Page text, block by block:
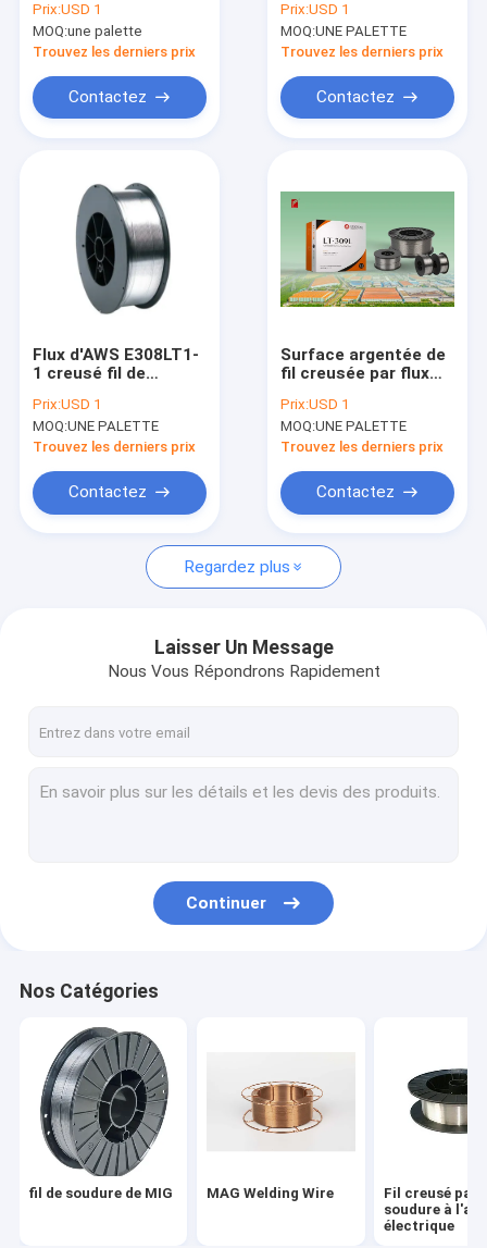
Produits
Au sujet de nous
Visite d'usine
Demandez une citation
VR
fil de soudure de MIG
Fil creusé par flux de soudure à l'arc électrique
Fil de soudure à l'arc électrique submergée
Brides à souder à emboîture
Acier inoxydable baguette de soudage
Acier plat d'ampoule
Plaque d'extrémité concrète de pile
Barre d'acier concrète contrainte d'avance
Prix:USD 1
MOQ:une palette
Trouvez les derniers prix
Contactez
soudure à l'arc
électrique
protégeant 0,035"
Prix:USD 1
MOQ:UNE PALETTE
Trouvez les derniers prix
Contactez
Flux d'AWS E308LT1-
1 creusé fil de
électrique pour
l'acier inoxydable
1.2mm 1.4mm 1.6mm
Prix:USD 1
MOQ:UNE PALETTE
Trouvez les derniers prix
Contactez
Surface argentée de
fil creusée par flux
l'arc électrique d'ABS
d'OEM
Prix:USD 1
MOQ:UNE PALETTE
Trouvez les derniers prix
Contactez
Regardez plus
Laisser Un Message
Nous Vous Répondrons Rapidement
Continuer
Nos Catégories
fil de soudure de MIG MAG Welding Wire
Fil creusé par
soudure à l'arc
électrique